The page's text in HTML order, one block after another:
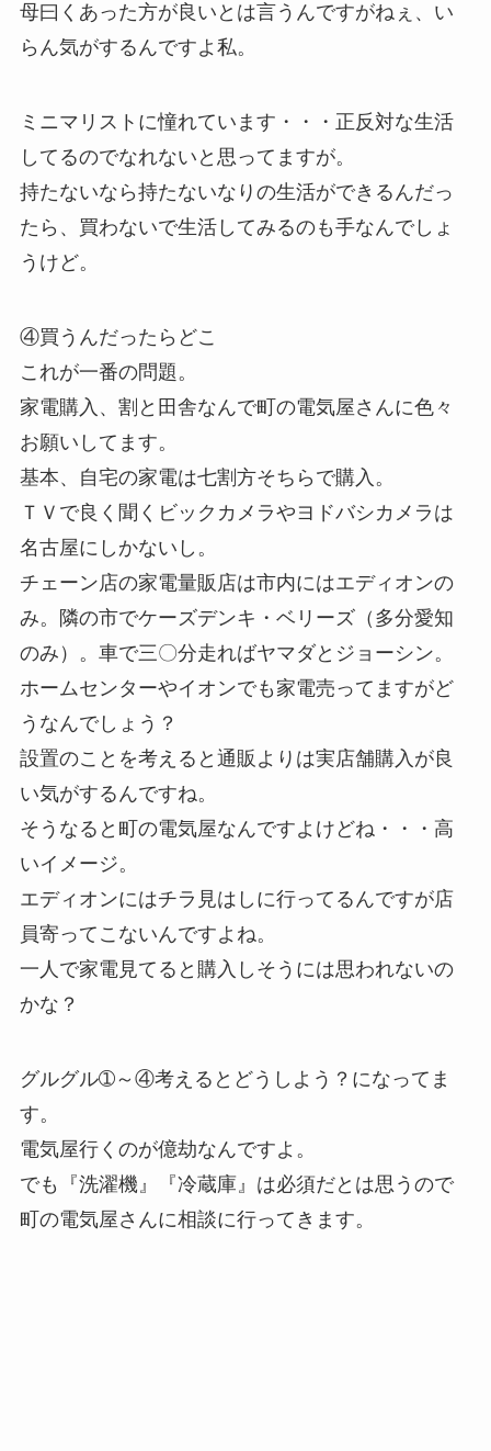
母曰くあった方が良いとは言うんですがねぇ、い
らん気がするんですよ私。
ミニマリストに憧れています・・・正反対な生活
してるのでなれないと思ってますが。
持たないなら持たないなりの生活ができるんだっ
たら、買わないで生活してみるのも手なんでしょ
うけど。
④買うんだったらどこ
これが一番の問題。
家電購入、割と田舎なんで町の電気屋さんに色々
お願いしてます。
基本、自宅の家電は七割方そちらで購入。
ＴＶで良く聞くビックカメラやヨドバシカメラは
名古屋にしかないし。
チェーン店の家電量販店は市内にはエディオンの
み。隣の市でケーズデンキ・ベリーズ（多分愛知
のみ）。車で三〇分走ればヤマダとジョーシン。
ホームセンターやイオンでも家電売ってますがど
うなんでしょう？
設置のことを考えると通販よりは実店舗購入が良
い気がするんですね。
そうなると町の電気屋なんですよけどね・・・高
いイメージ。
エディオンにはチラ見はしに行ってるんですが店
員寄ってこないんですよね。
一人で家電見てると購入しそうには思われないの
かな？
グルグル➀～④考えるとどうしよう？になってま
す。
電気屋行くのが億劫なんですよ。
でも『洗濯機』『冷蔵庫』は必須だとは思うので
町の電気屋さんに相談に行ってきます。